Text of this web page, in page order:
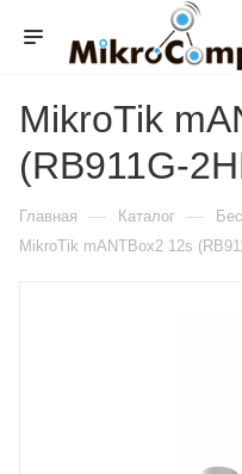
MikroTik
(RB911G-
Главная — Каталог —
MikroTik mANTBox2 12s